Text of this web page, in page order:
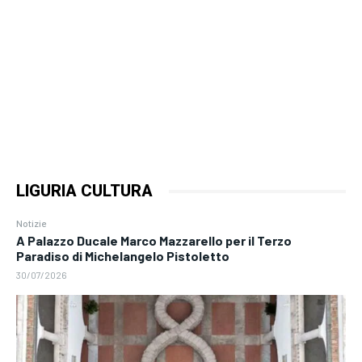
LIGURIA CULTURA
Notizie
A Palazzo Ducale Marco Mazzarello per il Terzo
Paradiso di Michelangelo Pistoletto
30/07/2026